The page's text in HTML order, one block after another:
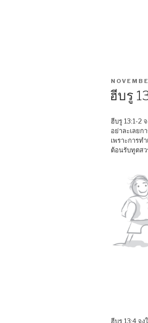
POSTED
ON
ฮีบรู
ฮีบรู 13:1-2
อย่าละเลย
เพราะการท
ต้อนรับทูตสว
ฮีบรู 13:4 จ